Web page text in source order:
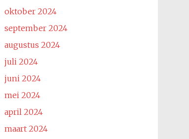
oktober 2024
september 2024
augustus 2024
juli 2024
juni 2024
mei 2024
april 2024
maart 2024